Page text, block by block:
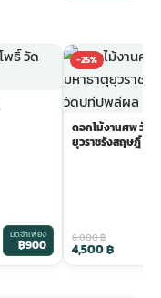
มัดจำเพียง
฿900
-25%
ดอกไม้งานศพ วัดม
ยุวราชรังสฤษฎิ์
6,000฿
4,500฿